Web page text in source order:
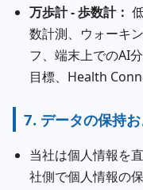
万歩計 - 歩数計：
数計測、ウォーキ
フ、端末上でのAI
目標、Health
7. データの保持
当社は個人情報を
社側で個人情報の